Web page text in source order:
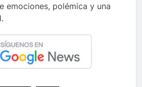
emociones, polémica y una